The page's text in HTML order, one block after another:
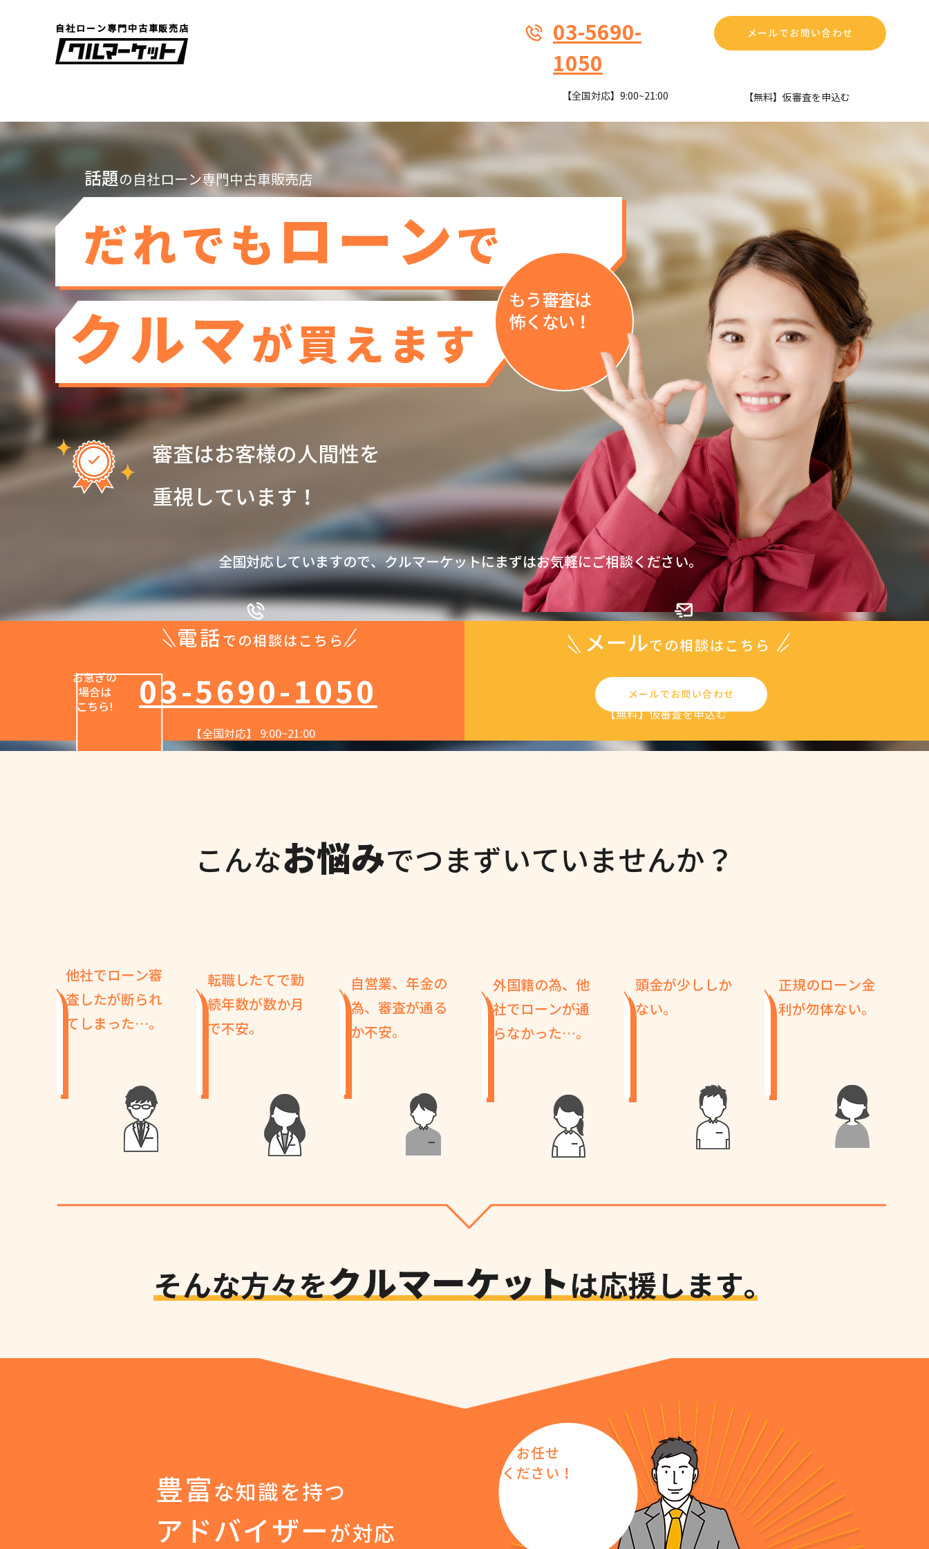
自社ローン専門中古車販売店
03-5690-
1050
【全国対応】9:00~21:00
メールでお問い合わせ
​【無料】仮審査を申込む
話題 の自社ローン専門中古車販売店
審査はお客様の人間性を
重視しています！
クルマ が買えます
だれでも ローン で
もう審査は
​怖くない！
全国対応していますので、クルマーケットにまずはお気軽にご相談ください。
【無料】仮審査を申込む
メールでの相談はこちら
メールでお問い合わせ
電話 での相談はこちら
お急ぎの
場合は
​こちら!
03-5690-1050
【全国対応】 9:00~21:00
こんなお悩みでつまずいていませんか？
他社でローン審
査したが断られ
てしまった…。
転職したてで勤
続年数が数か月
で不安。
自営業、年金の
為、審査が通る
か不安。
外国籍の為、他
社でローンが通
らなかった…。
頭金が少ししか
ない。
正規のローン金
利が勿体ない。
そんな方々をクルマーケット は応援します。
豊富 な知識を持つ
アドバイザー が対応
お任せ
​ください！